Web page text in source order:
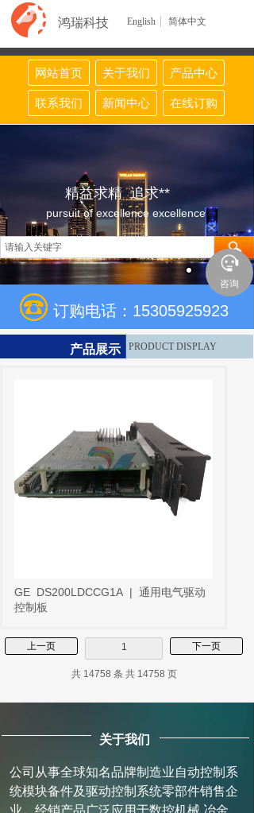
鸿瑞科技 English 简体中文
网站首页 关于我们 产品中心
联系我们 新闻中心 在线订购
精益求精 追求**
pursuit of excellence excellence
订购电话：15305925923
PRODUCT DISPLAY
产品展示
GE DS200LDCCG1A | 通用电气驱动
控制板
上一页 1 下一页
共 14758 条 共 14758 页
关于我们
公司从事全球知名品牌制造业自动控制系
统模块备件及驱动控制系统零部件销售企
业。经销产品广泛应用于数控机械 冶金、
咨询